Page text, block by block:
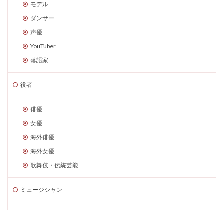
モデル
ダンサー
声優
YouTuber
落語家
役者
俳優
女優
海外俳優
海外女優
歌舞伎・伝統芸能
ミュージシャン